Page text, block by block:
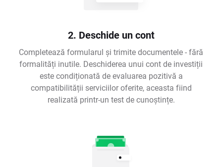
2. Deschide un cont
Completează formularul și trimite documentele - fără
formalități inutile. Deschiderea unui cont de investiții
este condiționată de evaluarea pozitivă a
compatibilității serviciilor oferite, aceasta fiind
realizată printr-un test de cunoștințe.